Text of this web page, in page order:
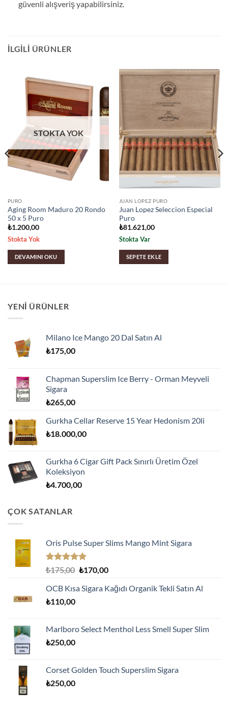
güvenli alışveriş yapabilirsiniz.
İLGILI ÜRÜNLER
STOKTA YOK
PURO
Aging Room Maduro 20 Rondo
50 x 5 Puro
₺1.200,00
Stokta Yok
DEVAMINI OKU
JUAN LOPEZ PURO
Juan Lopez Seleccion Especial
Puro
₺81.621,00
Stokta Var
SEPETE EKLE
YENI ÜRÜNLER
Milano Ice Mango 20 Dal Satın Al
₺175,00
Chapman Superslim Ice Berry - Orman Meyveli
Sigara
₺265,00
Gurkha Cellar Reserve 15 Year Hedonism 20li
₺18.000,00
Gurkha 6 Cigar Gift Pack Sınırlı Üretim Özel
Koleksiyon
₺4.700,00
ÇOK SATANLAR
Oris Pulse Super Slims Mango Mint Sigara
5 üzerinden
oy
aldı
₺175,00 Orijinal
₺175,00.
₺170,00Şu
fiyat:
OCB Kısa Sigara Kağıdı Organik Tekli Satın Al
₺110,00
Marlboro Select Menthol Less Smell Super Slim
₺250,00
Corset Golden Touch Superslim Sigara
₺250,00